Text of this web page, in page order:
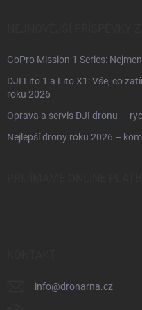
GoPro Mission 1 Series:
DJI Lito 1 a Lito X1: Vše, co
roku 2026
Oprava a servis DJI dronu —
Nejlepší drony roku 2026 –
info@dronarna.cz